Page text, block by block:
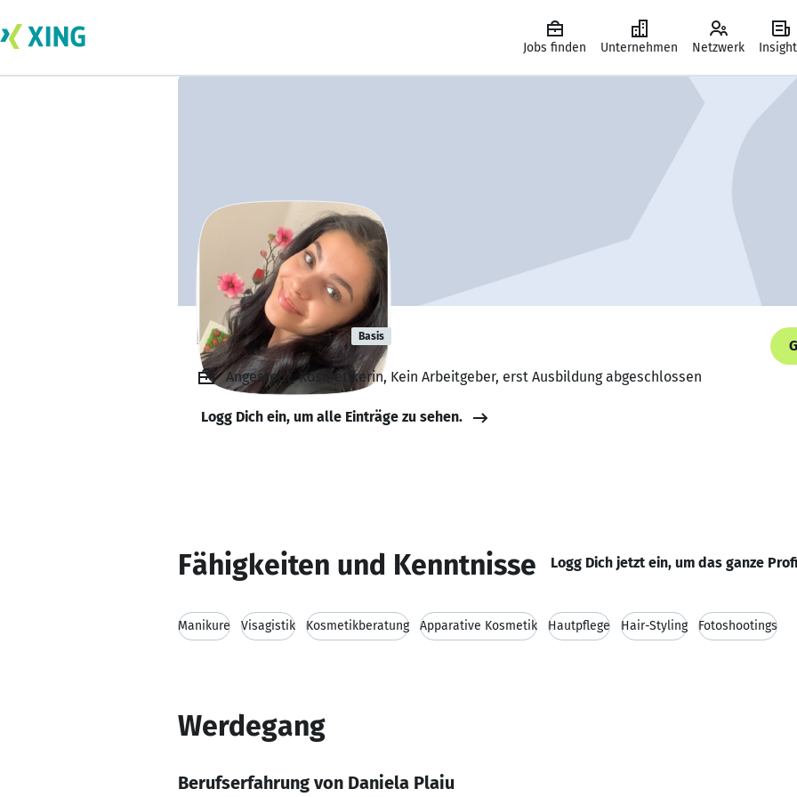
Jobs finden Unternehmen Netzwerk
Daniela Plaiu Basis
Angestellt, Kosmetikerin, Kein Arbeitgeber, erst Ausbildung abgeschlossen
Logg Dich ein, um alle Einträge zu sehen.
Fähigkeiten und Kenntnisse Logg Dich jetzt ein, um das ganze
Manikure Visagistik Kosmetikberatung Apparative Kosmetik Hautpflege Hair-Styling Fotoshootings
Werdegang
Berufserfahrung von Daniela Plaiu